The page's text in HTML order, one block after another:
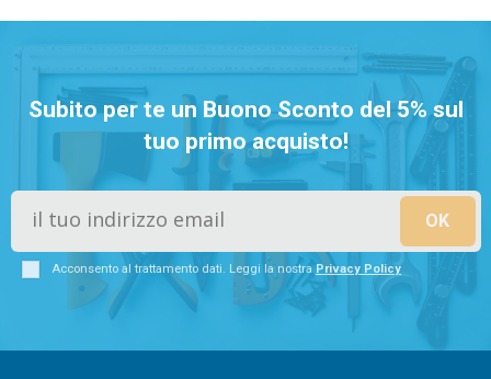
Subito per te un Buono Sconto del 5% sul
tuo primo acquisto!
Acconsento al trattamento dati. Leggi la nostra Privacy Policy